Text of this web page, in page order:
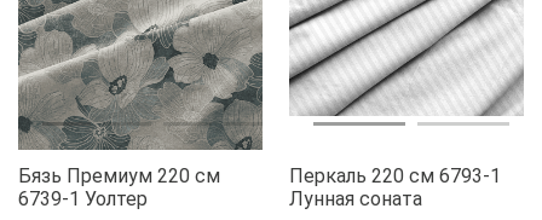
Бязь Премиум 220 см
6739-1 Уолтер
Перкаль 220 см 6793-1
Лунная соната